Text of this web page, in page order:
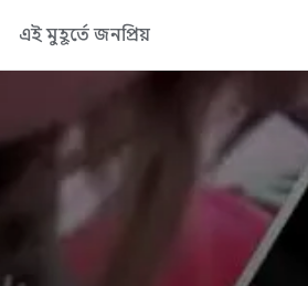
এই মুহূর্তে জনপ্রিয়